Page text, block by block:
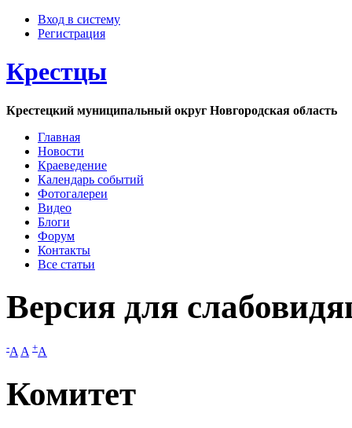
Вход в систему
Регистрация
Крестцы
Крестецкий муниципальный округ Новгородская область
Главная
Новости
Краеведение
Календарь событий
Фотогалереи
Видео
Блоги
Форум
Контакты
Все статьи
Версия для
-A A +A
Комитет